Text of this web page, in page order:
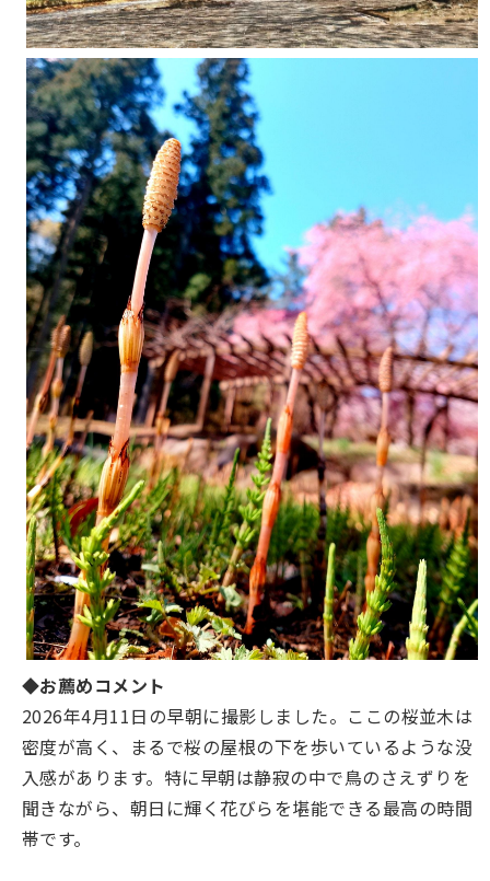
◆お薦めコメント
2026年4⽉11⽇の早朝に撮影しました。ここの桜並⽊は
密度が⾼く、まるで桜の屋根の下を歩いているような没
⼊感があります。特に早朝は静寂の中で⿃のさえずりを
聞きながら、朝⽇に輝く花びらを堪能できる最⾼の時間
帯です。